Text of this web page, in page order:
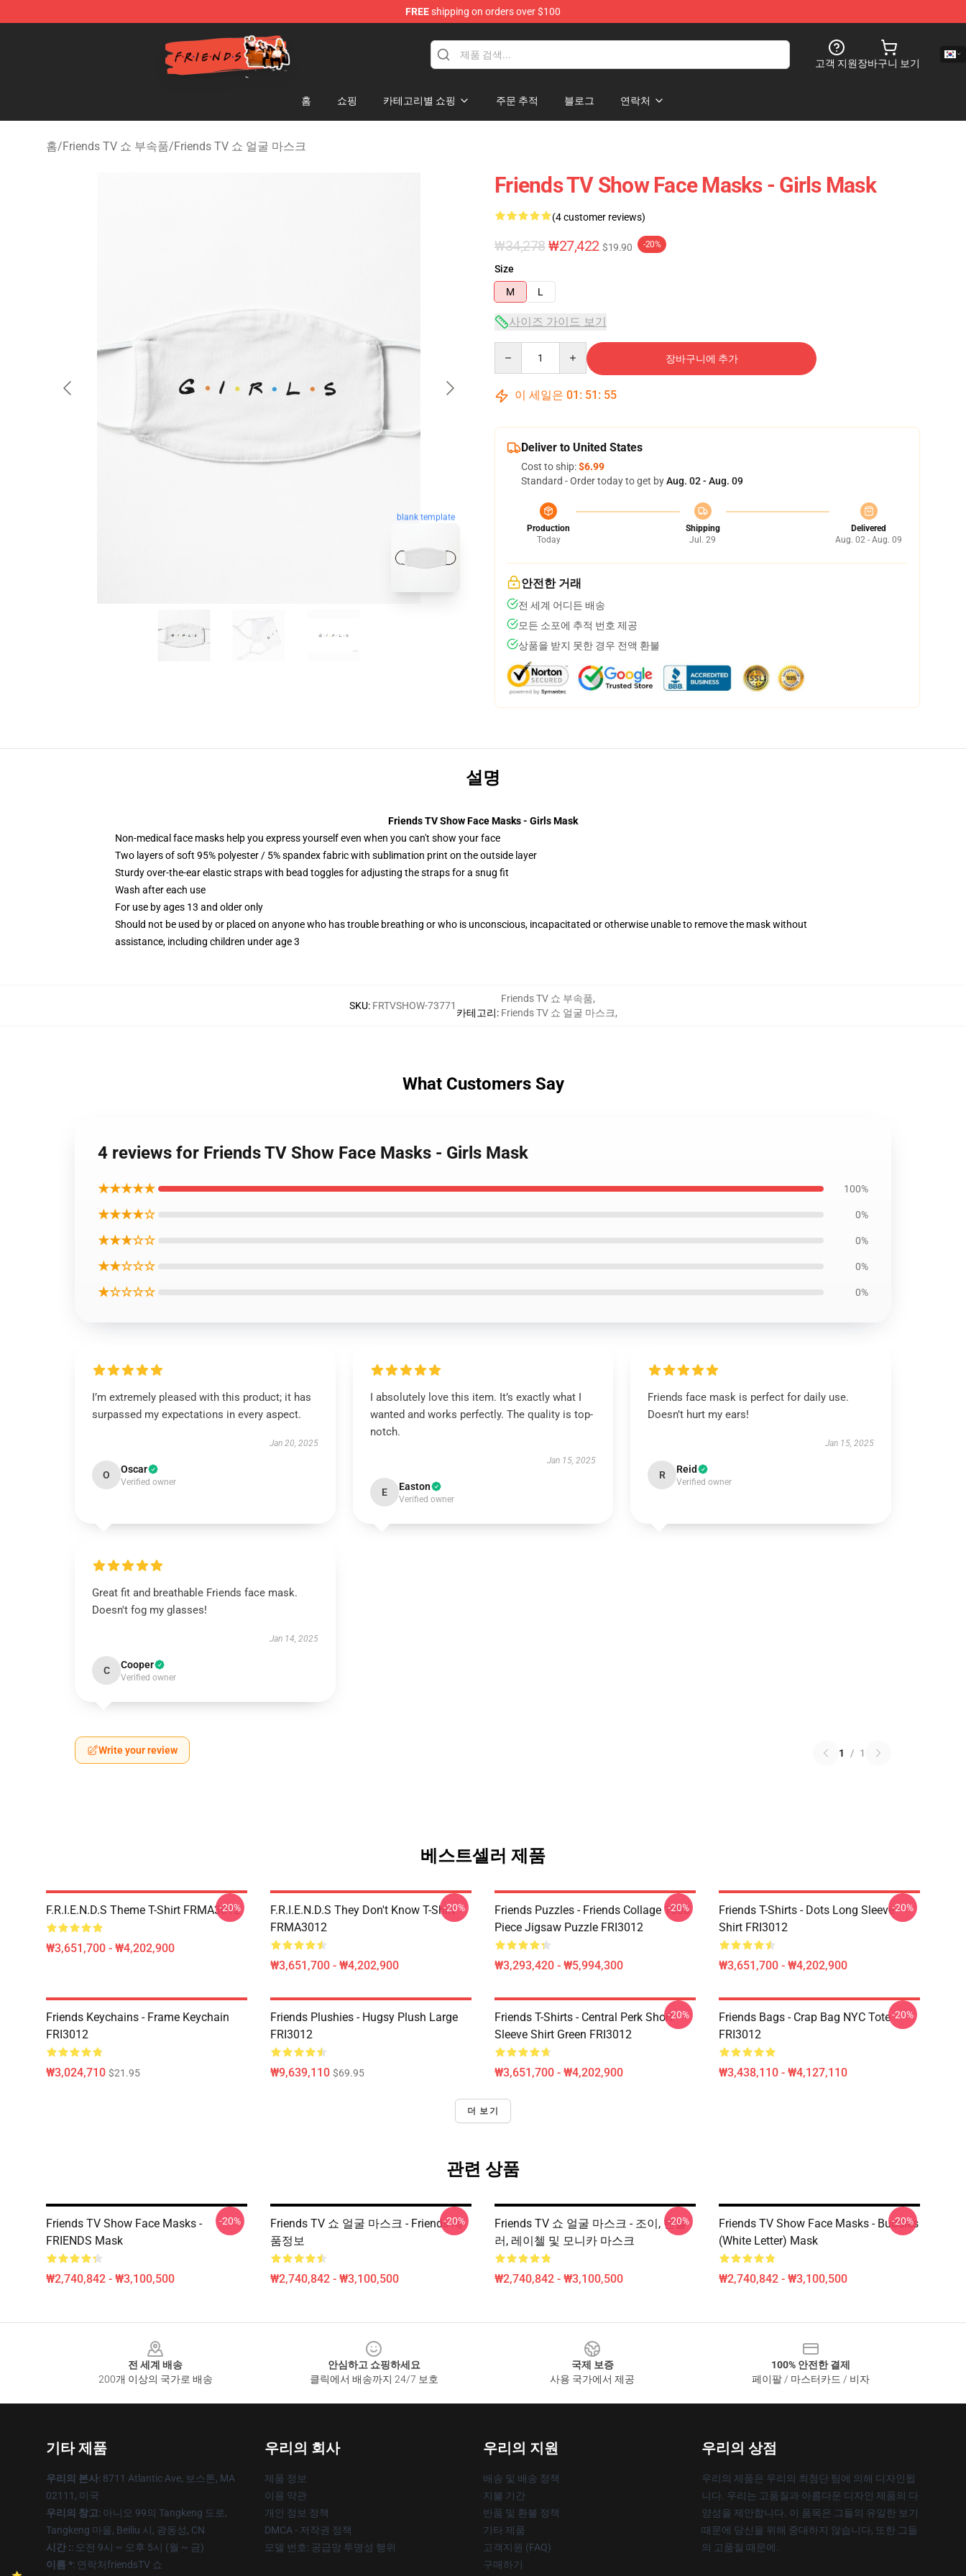
FREEshipping on orders over $100
Friends Store - Official Friends Merchandise Shop
고객 지원장바구니 보기
홈 쇼핑 카테고리별 쇼핑 주문 추적 블로그 연락처
홈/Friends TV 쇼 부속품/Friends TV 쇼 얼굴 마스크
blank template
Friends TV Show Face Masks - Girls Mask
(4 customer reviews)
₩34,278₩27,422 $19.90 -20%
Size
M
L
사이즈 가이드 보기
장바구니에 추가
이 세일은 01 : 51 : 54
Deliver to United States
Cost to ship:$6.99
Standard - Order today to get byAug. 02 - Aug. 09
Production
Today
Shipping
Jul. 29
Delivered
Aug. 02 - Aug. 09
안전한 거래
전 세계 어디든 배송
모든 소포에 추적 번호 제공
상품을 받지 못한 경우 전액 환불
설명
Friends TV Show Face Masks - Girls Mask
Non-medical face masks help you express yourself even when you can't show your face
Two layers of soft 95% polyester / 5% spandex fabric with sublimation print on the outside layer
Sturdy over-the-ear elastic straps with bead toggles for adjusting the straps for a snug fit
Wash after each use
For use by ages 13 and older only
Should not be used by or placed on anyone who has trouble breathing or who is unconscious, incapacitated or otherwise unable to remove the mask without
assistance, including children under age 3
SKU: FRTVSHOW-73771
카테고리:
Friends TV 쇼 부속품,
Friends TV 쇼 얼굴 마스크,
What Customers Say
4 reviews for Friends TV Show Face Masks - Girls Mask
★★★★★ 100%
★★★★☆ 0%
★★★☆☆ 0%
★★☆☆☆ 0%
★☆☆☆☆ 0%
I’m extremely pleased with this product; it has
surpassed my expectations in every aspect.
Jan 20, 2025
O Oscar
Verified owner
I absolutely love this item. It’s exactly what I
wanted and works perfectly. The quality is top-
notch.
Jan 15, 2025
E Easton
Verified owner
Friends face mask is perfect for daily use.
Doesn’t hurt my ears!
Jan 15, 2025
R Reid
Verified owner
Great fit and breathable Friends face mask.
Doesn't fog my glasses!
Jan 14, 2025
C Cooper
Verified owner
Write your review 1 / 1
베스트셀러 제품
F.R.I.E.N.D.S Theme T-Shirt FRMA3012
₩3,651,700 - ₩4,202,900
-20%
F.R.I.E.N.D.S They Don't Know T-Shirt
FRMA3012
₩3,651,700 - ₩4,202,900
-20%
Friends Puzzles - Friends Collage 1000
Piece Jigsaw Puzzle FRI3012
₩3,293,420 - ₩5,994,300
-20%
Friends T-Shirts - Dots Long Sleeve
Shirt FRI3012
₩3,651,700 - ₩4,202,900
-20%
Friends Keychains - Frame Keychain
FRI3012
₩3,024,710 $21.95
Friends Plushies - Hugsy Plush Large
FRI3012
₩9,639,110 $69.95
Friends T-Shirts - Central Perk Short
Sleeve Shirt Green FRI3012
₩3,651,700 - ₩4,202,900
-20%
Friends Bags - Crap Bag NYC Tote
FRI3012
₩3,438,110 - ₩4,127,110
-20%
더 보기
관련 상품
Friends TV Show Face Masks -
FRIENDS Mask
₩2,740,842 - ₩3,100,500
-20%
Friends TV 쇼 얼굴 마스크 - Friends 제
품정보
₩2,740,842 - ₩3,100,500
-20%
Friends TV 쇼 얼굴 마스크 - 조이, 핸들
러, 레이첼 및 모니카 마스크
₩2,740,842 - ₩3,100,500
-20%
Friends TV Show Face Masks - Buddies
(white Letter) Mask
₩2,740,842 - ₩3,100,500
-20%
전 세계 배송
200개 이상의 국가로 배송
안심하고 쇼핑하세요
클릭에서 배송까지 24/7 보호
국제 보증
사용 국가에서 제공
100% 안전한 결제
페이팔 / 마스터카드 / 비자
기타 제품
우리의 본사: 8711 Atlantic Ave, 보스톤, MA
02111, 미국
우리의 창고: 아니오 99의 Tangkeng 도로,
Tangkeng 마을, Beiliu 시, 광동성, CN
시간 :: 오전 9시 ~ 오후 5시 (월 ~ 금)
이름 *: 연락처friendsTV 쇼
우리의 회사
제품 정보
이용 약관
개인 정보 정책
DMCA - 저작권 정책
모델 번호: 공급망 투명성 행위
우리의 지원
배송 및 배송 정책
지불 기간
반품 및 환불 정책
기타 제품
고객지원 (FAQ)
구매하기
우리의 상점
우리의 제품은 우리의 최첨단 팀에 의해 디자인됩
니다. 우리는 고품질과 아름다운 디자인 제품의 다
양성을 제안합니다. 이 품목은 그들의 유일한 보기
때문에 당신을 위해 중대하지 않습니다, 또한 그들
의 고품질 때문에.